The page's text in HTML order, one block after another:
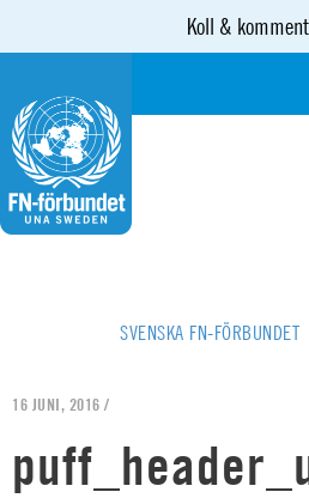
Koll &
SVENSKA FN-FÖRBUNDET
16 JUNI, 2016 /